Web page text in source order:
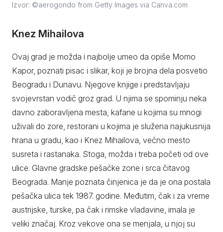
Izvor: ©aerogondo from Getty Images via Canva.com
Knez Mihailova
Ovaj grad je možda i najbolje umeo da opiše Momo
Kapor, poznati pisac i slikar, koji je brojna dela posvetio
Beogradu i Dunavu. Njegove knjige i predstavljaju
svojevrstan vodič groz grad. U njima se spominju neka
davno zaboravljena mesta, kafane u kojima su mnogi
uživali do zore, restorani u kojima je služena najukusnija
hrana u gradu, kao i Knez Mihailova, večno mesto
susreta i rastanaka. Stoga, možda i treba početi od ove
ulice. Glavne gradske pešačke zone i srca čitavog
Beograda. Manje poznata činjenica je da je ona postala
pešačka ulica tek 1987. godine. Međutim, čak i za vreme
austrijske, turske, pa čak i rimske vladavine, imala je
veliki značaj. Kroz vekove ona se menjala, u njoj su